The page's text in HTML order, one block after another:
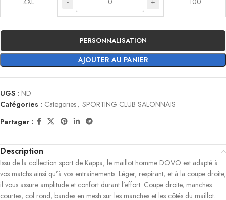
AJOUTER AU PANIER
PERSONNALISATION
UGS : ND
Catégories : Categories, SPORTING CLUB SALONNAIS
Partager :
Description
Issu de la collection sport de Kappa, le maillot homme DOVO est adapté à
vos matchs ainsi qu’à vos entrainements. Léger, respirant, et à la coupe droite,
il vous assure amplitude et confort durant l’effort. Coupe droite, manches
courtes, col rond, bandes en mesh sur les manches et les côtés du maillot.